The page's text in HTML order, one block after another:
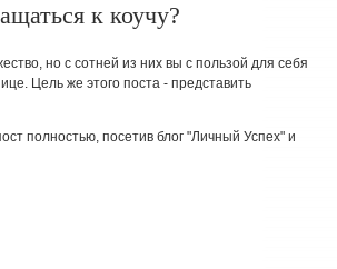
к коучу?
но с сотней из них вы с пользой для себя
Цель же этого поста - представить
полностью, посетив блог "Личный Успех" и